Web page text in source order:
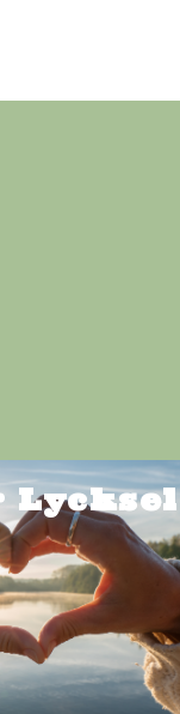
Lycksel